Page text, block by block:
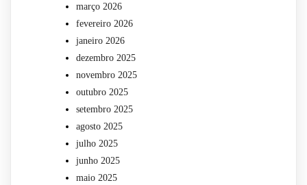
março 2026
fevereiro 2026
janeiro 2026
dezembro 2025
novembro 2025
outubro 2025
setembro 2025
agosto 2025
julho 2025
junho 2025
maio 2025